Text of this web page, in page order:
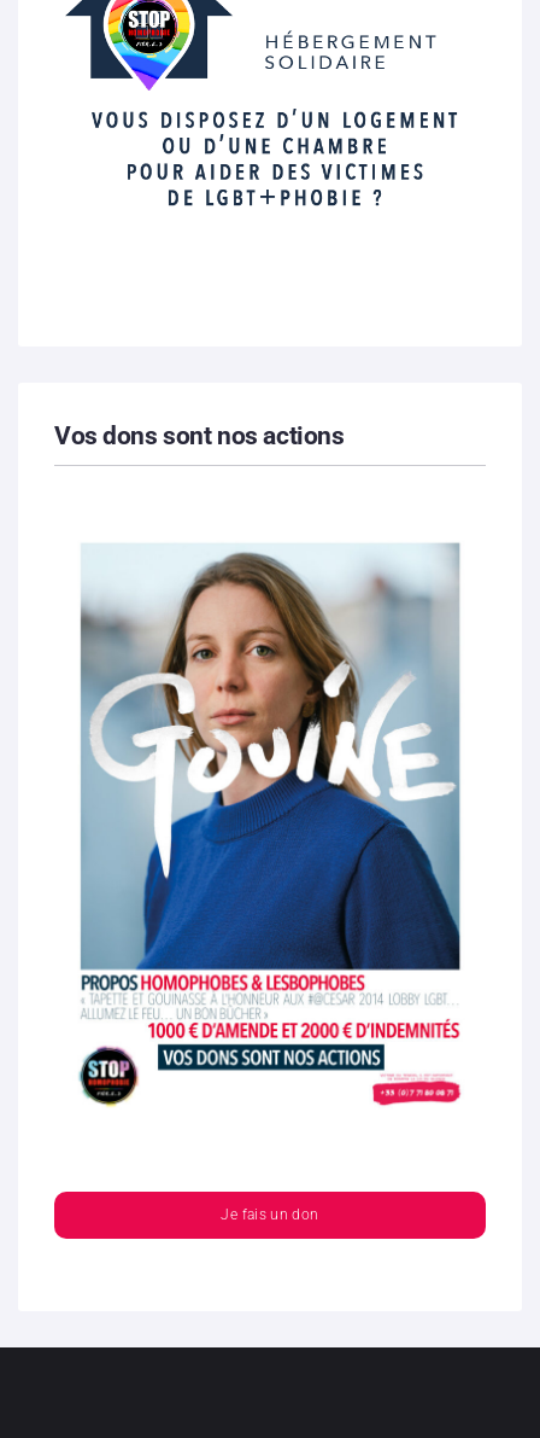
Vos dons sont nos actions
Je fais un don